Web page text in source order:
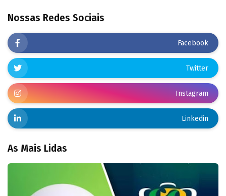
Nossas Redes Sociais
Facebook
Twitter
Instagram
Linkedin
As Mais Lidas